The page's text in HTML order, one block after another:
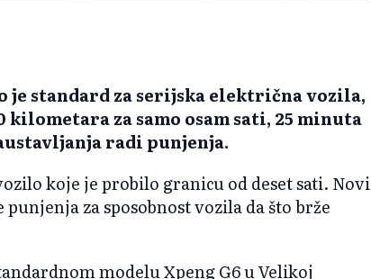
je standard za serijska električna vozila,
za samo osam sati, 25 minuta
radi punjenja.
koje je probilo granicu od deset sati. Novi
za sposobnost vozila da što brže
modelu Xpeng G6 u Velikoj